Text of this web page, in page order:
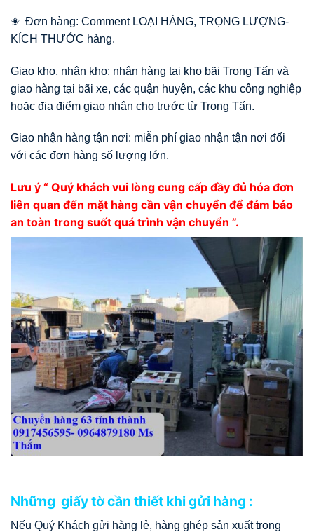
✬ Đơn hàng: Comment LOẠI HÀNG, TRỌNG LƯỢNG-
KÍCH THƯỚC hàng.
Giao kho, nhận kho: nhận hàng tại kho bãi Trọng Tấn và
giao hàng tại bãi xe, các quận huyện, các khu công nghiệp
hoặc địa điểm giao nhận cho trước từ Trọng Tấn.
Giao nhận hàng tận nơi: miễn phí giao nhận tận nơi đối
với các đơn hàng số lượng lớn.
Lưu ý “ Quý khách vui lòng cung cấp đầy đủ hóa đơn
liên quan đến mặt hàng cần vận chuyển để đảm bảo
an toàn trong suốt quá trình vận chuyển ”.
Những giấy tờ cần thiết khi gửi hàng :
Nếu Quý Khách gửi hàng lẻ, hàng ghép sản xuất trong